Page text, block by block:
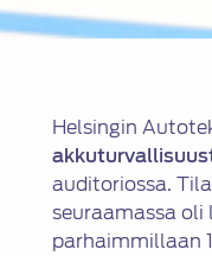
Helsingin
auditoriossa.
seuraamassa
parhaimmillaan